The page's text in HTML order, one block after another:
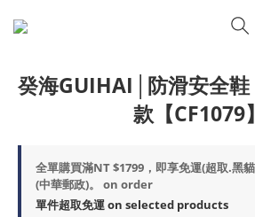
癸海GUIHAI│防滑安全
款【CF1079】
全單購買滿NT $1799，即享免運(超取.黑
(中華郵政)。 on order
單件超取免運 on selected products